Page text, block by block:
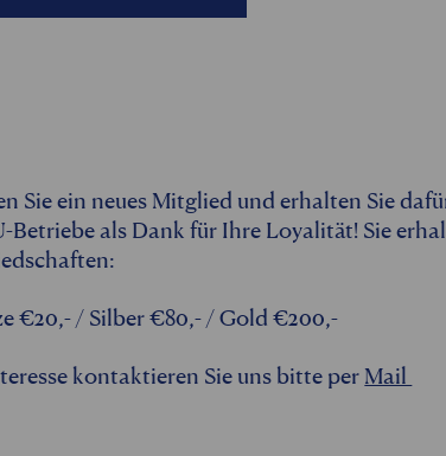
Sie ein neues Mitglied und erhalten Sie
Betriebe als Dank für Ihre Loyalität! Sie
€20,- / Silber €80,- / Gold €200,-
kontaktieren Sie uns bitte per Mail